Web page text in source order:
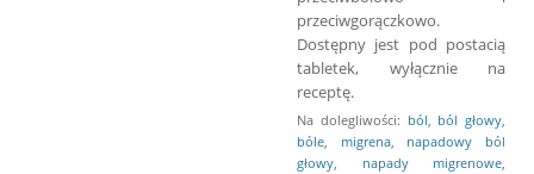
przeciwgorączkowo.
Dostępny jest pod postacią
tabletek, wyłącznie na
receptę.
Na dolegliwości: ból ból głowy
bóle
migrena, napadowy ból
głowy
napady migrenowe